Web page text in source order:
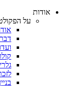
אודות
על